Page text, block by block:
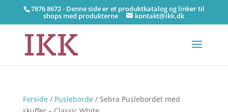
7876 8672 - Denne side er et produktkatalog og linker til
shops med produkterne kontakt@ikk.dk
Forside/ Pusleborde/ Sebra Puslebordet med